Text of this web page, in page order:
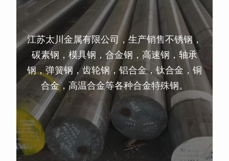
江苏太川金属有限公司，生产销售不锈钢，
碳素钢，模具钢，合金钢，高速钢，轴承
钢，弹簧钢，齿轮钢，铝合金，钛合金，铜
合金，高温合金等各种合金特殊钢。